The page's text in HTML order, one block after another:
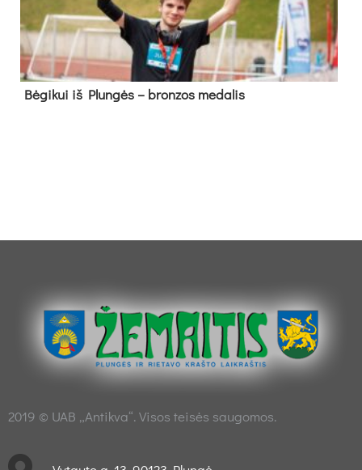
Bė­gi­kui iš Plun­gės – bron­zos me­da­lis
2019 © UAB „Antikva“. Visos teisės saugomos.